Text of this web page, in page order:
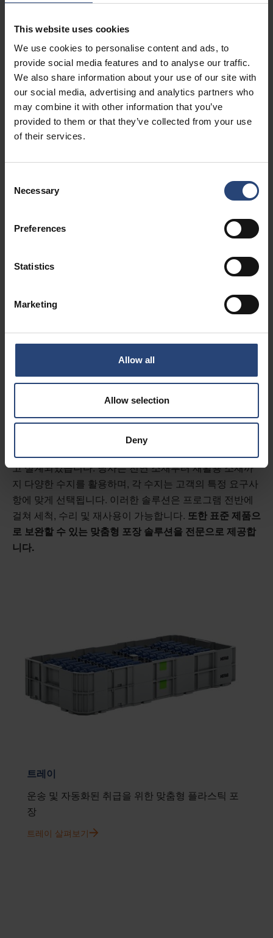
This website uses cookies
We use cookies to personalise content and ads, to
provide social media features and to analyse our traffic.
We also share information about your use of our site with
our social media, advertising and analytics partners who
may combine it with other information that you’ve
provided to them or that they’ve collected from your use
of their services.
Selection
Necessary
Preferences
Statistics
Marketing
Allow all
Allow selection
Deny
사출 성형이란 무엇인가요?
공정입니다. 복잡한 모양을 반복 가능한 방식으로 높은 정
니다.
한 후 완성된 부품을 배출하는 과정을 거칩니다.
네팝 맞춤형 사출 성형 포장 포트폴리
오
네팝 사출 성형 포장 솔루션은 팔레트, 트레이, 뚜껑부터 인
고 설계되었습니다. 당사는 천연 소재부터 재활용 소재까
지 다양한 수지를 활용하며, 각 수지는 고객의 특정 요구사
항에 맞게 선택됩니다. 이러한 솔루션은 프로그램 전반에
걸쳐 세척, 수리 및 재사용이 가능합니다. 또한 표준 제품으
로 보완할 수 있는 맞춤형 포장 솔루션을 전문으로 제공합
니다.
트레이
운송 및 자동화된 취급을 위한 맞춤형 플라스틱 포
장
트레이 살펴보기